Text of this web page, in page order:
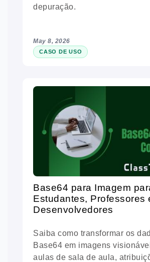
depuração.
May 8, 2026
CASO DE USO
Base64 para Imagem
Estudantes, Professores
Desenvolvedores
Saiba como transformar os
Base64 em imagens
aulas de sala de aula,